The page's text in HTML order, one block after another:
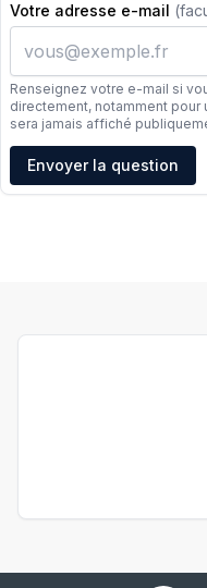
Votre adresse e-mail
Renseignez votre e-mail si
directement, notamment pour
sera jamais affiché
Adresse e-mail
Envoyer la question